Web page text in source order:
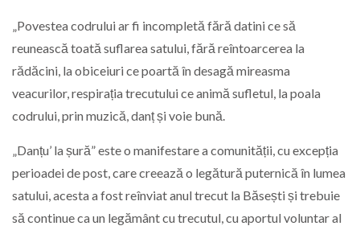
„Povestea codrului ar fi incompletă fără datini ce să
reunească toată suflarea satului, fără reîntoarcerea la
rădăcini, la obiceiuri ce poartă în desagă mireasma
veacurilor, respirația trecutului ce animă sufletul, la poala
codrului, prin muzică, danț și voie bună.
„Danțu’ la șură” este o manifestare a comunității, cu excepția
perioadei de post, care creează o legătură puternică în lumea
satului, acesta a fost reînviat anul trecut la Băsești și trebuie
să continue ca un legământ cu trecutul, cu aportul voluntar al